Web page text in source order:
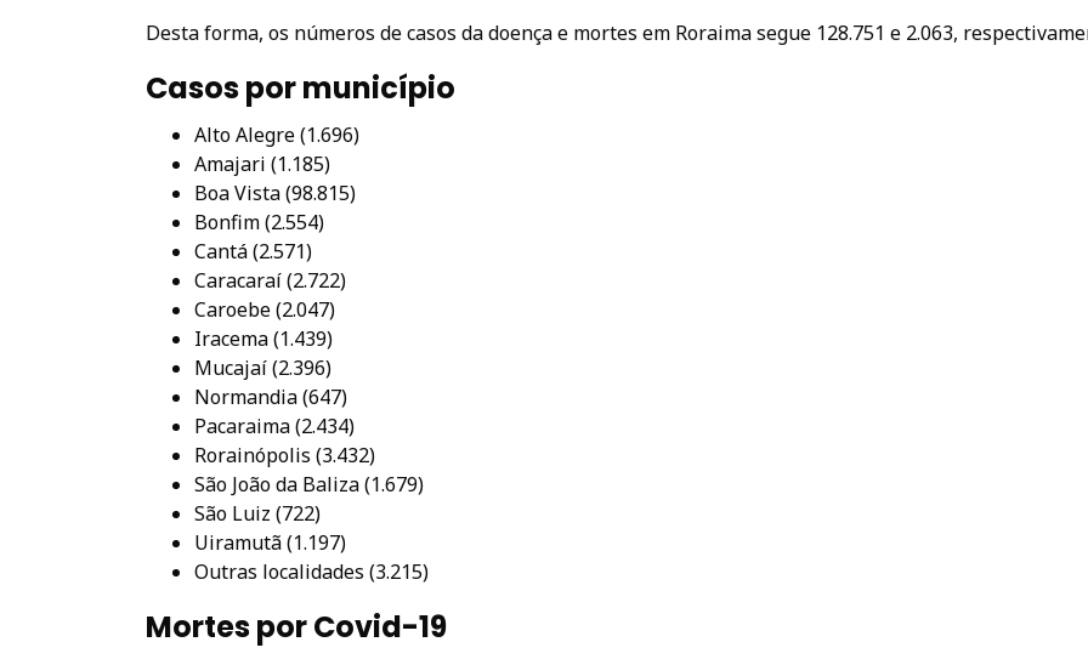
Desta forma, os números de casos da doença e mortes em Roraima segue 128.751 e 2.063,
Casos por município
Alto Alegre (1.696)
Amajari (1.185)
Boa Vista (98.815)
Bonfim (2.554)
Cantá (2.571)
Caracaraí (2.722)
Caroebe (2.047)
Iracema (1.439)
Mucajaí (2.396)
Normandia (647)
Pacaraima (2.434)
Rorainópolis (3.432)
São João da Baliza (1.679)
São Luiz (722)
Uiramutã (1.197)
Outras localidades (3.215)
Mortes por Covid-19